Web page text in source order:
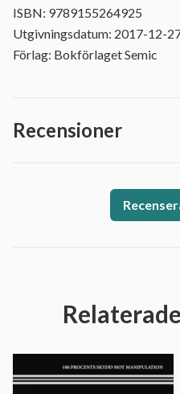
ISBN: 9789155264925
Utgivningsdatum: 2017-12-
Förlag: Bokförlaget Semic
Recensioner